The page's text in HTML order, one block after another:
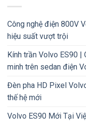
Công nghệ điện 800V
hiệu suất vượt trội
Kính trần Volvo ES90
minh trên sedan điện
Đèn pha HD Pixel
thế hệ mới
Volvo ES90 Mới Tại